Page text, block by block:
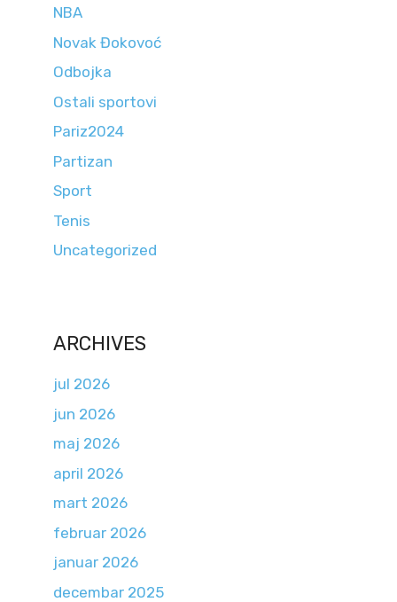
NBA
Novak Đokovoć
Odbojka
Ostali sportovi
Pariz2024
Partizan
Sport
Tenis
Uncategorized
ARCHIVES
jul 2026
jun 2026
maj 2026
april 2026
mart 2026
februar 2026
januar 2026
decembar 2025